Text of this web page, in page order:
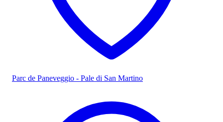
Parc de Paneveggio - Pale di San Martino